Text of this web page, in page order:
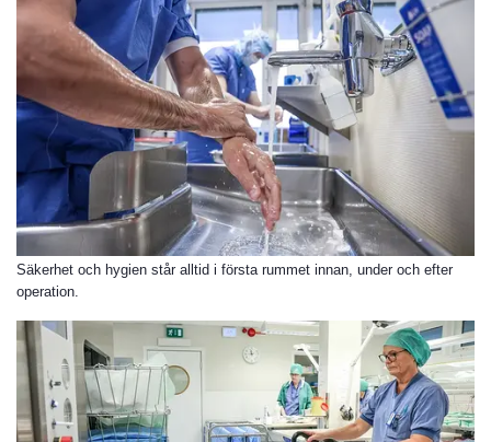
Säkerhet och hygien står alltid i första rummet innan, under och efter
operation.